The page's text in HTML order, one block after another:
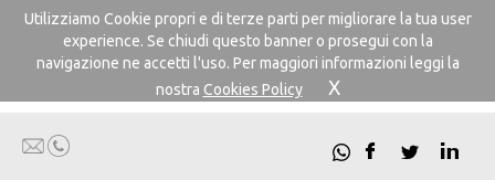
Utilizziamo Cookie propri e di terze parti per migliorare la tua user
experience. Se chiudi questo banner o prosegui con la
navigazione ne accetti l'uso. Per maggiori informazioni leggi la
nostra Cookies Policy X